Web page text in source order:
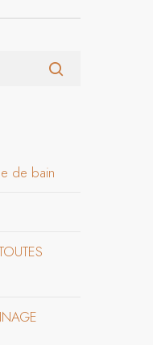
de bain